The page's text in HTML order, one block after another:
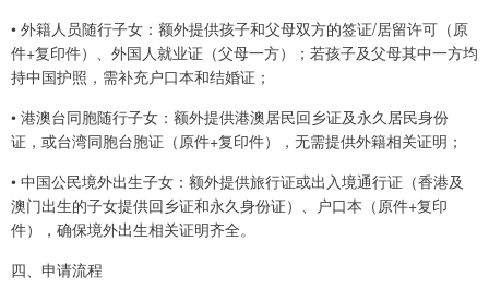
• 外籍人员随行子女：额外提供孩子和父母双方的签证/居留许可（原
件+复印件）、外国人就业证（父母一方）；若孩子及父母其中一方均
持中国护照，需补充户口本和结婚证；
• 港澳台同胞随行子女：额外提供港澳居民回乡证及永久居民身份
证，或台湾同胞台胞证（原件+复印件），无需提供外籍相关证明；
• 中国公民境外出生子女：额外提供旅行证或出入境通行证（香港及
澳门出生的子女提供回乡证和永久身份证）、户口本（原件+复印
件），确保境外出生相关证明齐全。
四、申请流程